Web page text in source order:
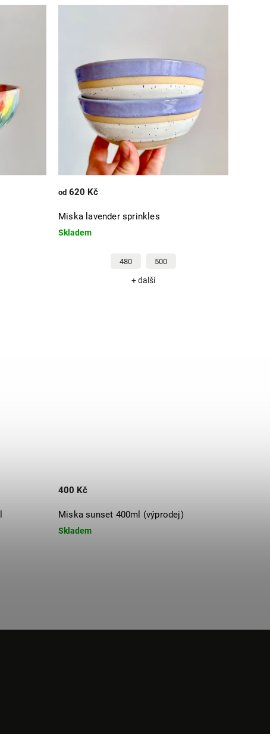
Miska lavender sprinkles
Skladem
od 620 Kč
480 500
+ další
Miska sunset 400ml (výprodej)
Skladem
400 Kč